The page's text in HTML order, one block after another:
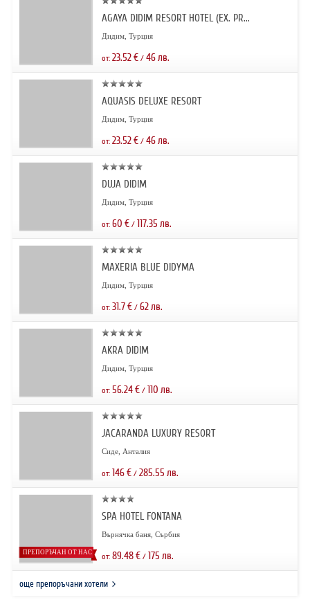
AGAYA DIDIM RESORT HOTEL (EX. PR...
Дидим, Турция
от: 23.52€/ 46лв.
AQUASIS DELUXE RESORT
Дидим, Турция
от: 23.52€/ 46лв.
DUJA DIDIM
Дидим, Турция
от: 60 €/ 117.35 лв.
MAXERIA BLUE DIDYMA
Дидим, Турция
от: 31.7€/ 62лв.
AKRA DIDIM
Дидим, Турция
от: 56.24€/ 110 лв.
JACARANDA LUXURY RESORT
Сиде, Анталия
от: 146€/ 285.55 лв.
ПРЕПОРЪЧАН ОТ НАС
SPA HOTEL FONTANA
Върнячка баня, Сърбия
от: 89.48€/ 175 лв.
още препоръчани хотели